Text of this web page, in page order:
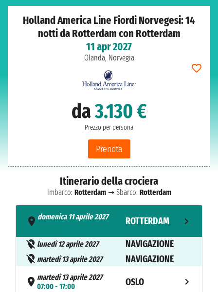
Holland America Line Fiordi Norvegesi: 14
notti da Rotterdam con Rotterdam
11 apr 2027
Olanda, Norvegia
da3.130 €
Prezzo per persona
Prenota
Itinerario della crociera
Imbarco: Rotterdam➞ Sbarco: Rotterdam
domenica 11 aprile 2027
ROTTERDAM
lunedì 12 aprile 2027 NAVIGAZIONE
martedì 13 aprile 2027 NAVIGAZIONE
martedì 13 aprile 2027
07:00 - 17:00
OSLO